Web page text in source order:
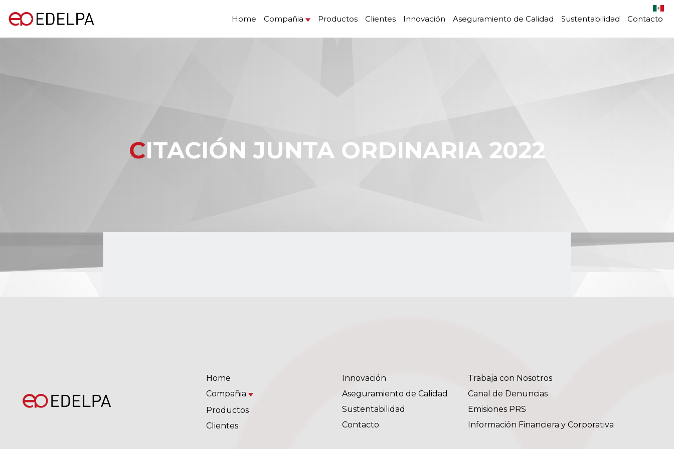
Home Compañia Productos Clientes Innovación Aseguramiento de Calidad Sustentabilidad Contacto
CITACIÓN JUNTA ORDINARIA 2022
Home
Compañia
Productos
Clientes
Innovación
Aseguramiento de Calidad
Sustentabilidad
Contacto
Trabaja con Nosotros
Canal de Denuncias
Emisiones PRS
Información Financiera y Corporativa